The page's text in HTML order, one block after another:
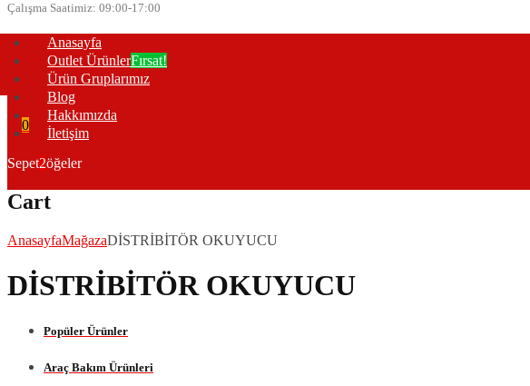
Çalışma Saatimiz: 09:00-17:00
Anasayfa
Outlet ÜrünlerFırsat!
Ürün Gruplarımız
Blog
Hakkımızda
İletişim
0
Sepet2öğeler
Cart
AnasayfaMağazaDİSTRİBİTÖR OKUYUCU
DİSTRİBİTÖR OKUYUCU
Popüler Ürünler
Araç Bakım Ürünleri